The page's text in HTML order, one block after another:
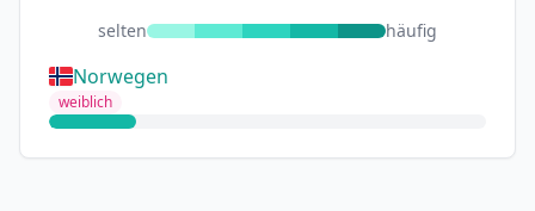
selten häufig
Norwegen
weiblich